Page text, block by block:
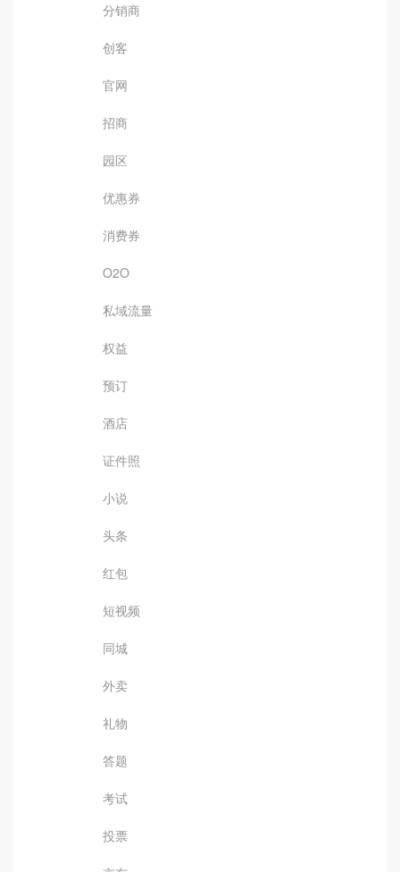
分销商
创客
官网
招商
园区
优惠券
消费券
O2O
私域流量
权益
预订
酒店
证件照
小说
头条
红包
短视频
同城
外卖
礼物
答题
考试
投票